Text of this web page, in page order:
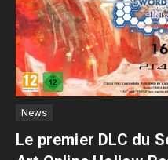
News
Le premier DLC du